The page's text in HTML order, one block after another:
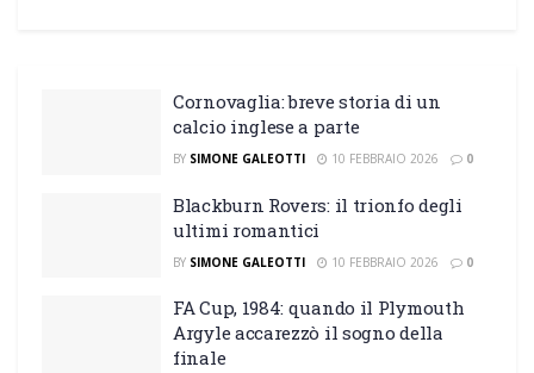
Cornovaglia: breve storia di un
calcio inglese a parte
BY SIMONE GALEOTTI 10 FEBBRAIO 2026 0
Blackburn Rovers: il trionfo degli
ultimi romantici
BY SIMONE GALEOTTI 10 FEBBRAIO 2026 0
FA Cup, 1984: quando il Plymouth
Argyle accarezzò il sogno della
finale